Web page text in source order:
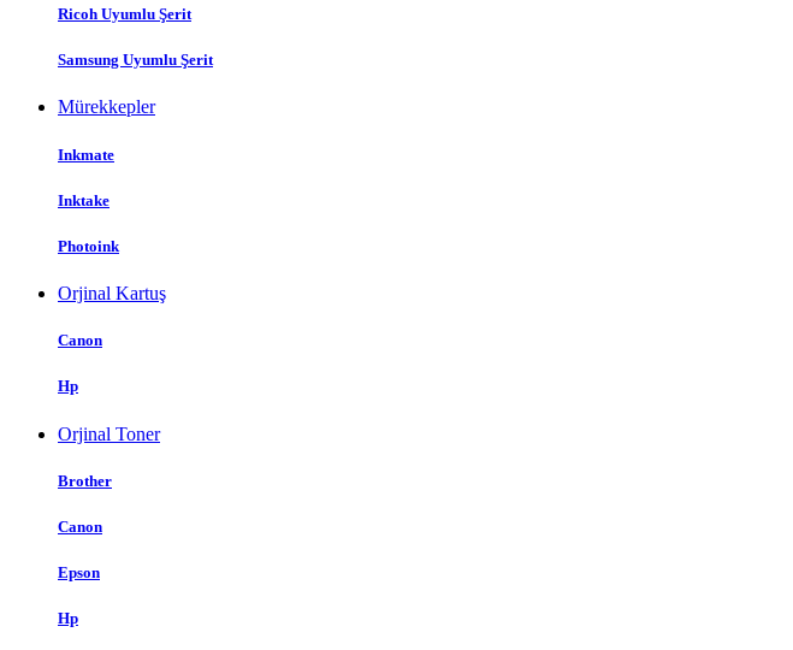
Ricoh Uyumlu Şerit
Samsung Uyumlu Şerit
Mürekkepler
Inkmate
Inktake
Photoink
Orjinal Kartuş
Canon
Hp
Orjinal Toner
Brother
Canon
Epson
Hp